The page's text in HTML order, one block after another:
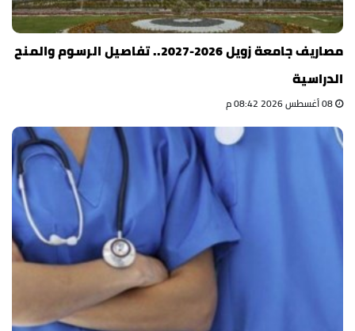
مصاريف جامعة زويل 2026-2027.. تفاصيل الرسوم والمنح
الدراسية